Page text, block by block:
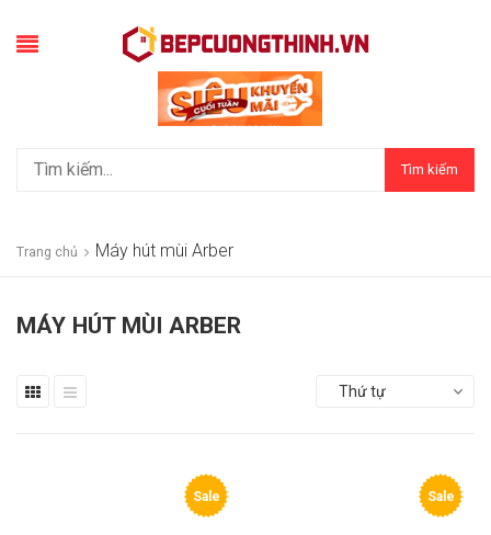
Tìm kiếm
Trang chủ Máy hút mùi Arber
MÁY HÚT MÙI ARBER
Thứ tự
Sale Sale